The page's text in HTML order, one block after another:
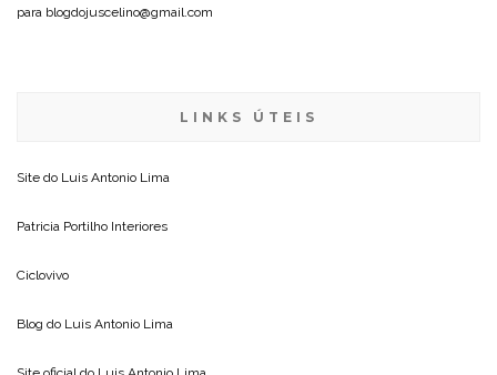
para blogdojuscelino@gmail.com
LINKS ÚTEIS
Site do Luis Antonio Lima
Patricia Portilho Interiores
Ciclovivo
Blog do Luis Antonio Lima